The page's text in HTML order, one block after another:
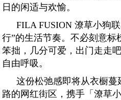
日的闲适与欢愉。
FILA FUSION 潦草小狗
行”的生活节奏。不必刻意
笨拙，几分可爱，出门走走
自由呼吸。
这份松弛感即将从衣橱蔓
路的网红街区，携手「潦草